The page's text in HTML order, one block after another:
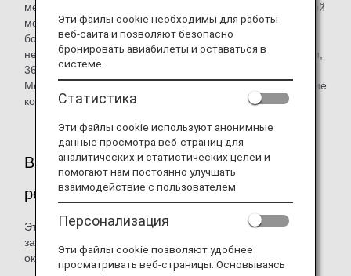
международном рейсе бортпроводники, врачи или другой
медицинский персонал на борту могут использовать
бортовое радио в любой точке мира, чтобы получать
необходимые медицинские консультации 24 часа в сутки,
365 дней в году. (Компания ANA заключила контракт с
MedAire, Inc., компанией, предоставляющей медицинские
консультации авиакомпаниям).
Врач ANA на борту (международные
рейсы)
Эта система позволяет практикующим врачам, которые
заранее зарегистрировались в ANA, участвовать в
оказании медицинской помощи на борту.
Эти файлы cookie необходимы для работы
веб-сайта и позволяют безопасно
бронировать авиабилеты и оставаться в
системе.
Статистика
Эти файлы cookie используют анонимные
данные просмотра веб-страниц для
аналитических и статистических целей и
помогают нам постоянно улучшать
взаимодействие с пользователем.
Персонализация
Эти файлы cookie позволяют удобнее
просматривать веб-страницы. Основываясь